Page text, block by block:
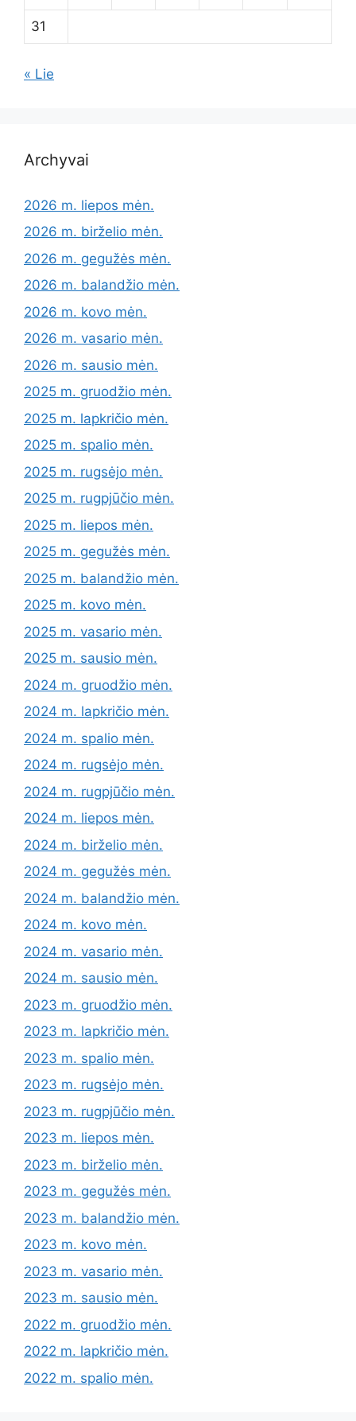
31
« Lie
Archyvai
2026 m. liepos mėn.
2026 m. birželio mėn.
2026 m. gegužės mėn.
2026 m. balandžio mėn.
2026 m. kovo mėn.
2026 m. vasario mėn.
2026 m. sausio mėn.
2025 m. gruodžio mėn.
2025 m. lapkričio mėn.
2025 m. spalio mėn.
2025 m. rugsėjo mėn.
2025 m. rugpjūčio mėn.
2025 m. liepos mėn.
2025 m. gegužės mėn.
2025 m. balandžio mėn.
2025 m. kovo mėn.
2025 m. vasario mėn.
2025 m. sausio mėn.
2024 m. gruodžio mėn.
2024 m. lapkričio mėn.
2024 m. spalio mėn.
2024 m. rugsėjo mėn.
2024 m. rugpjūčio mėn.
2024 m. liepos mėn.
2024 m. birželio mėn.
2024 m. gegužės mėn.
2024 m. balandžio mėn.
2024 m. kovo mėn.
2024 m. vasario mėn.
2024 m. sausio mėn.
2023 m. gruodžio mėn.
2023 m. lapkričio mėn.
2023 m. spalio mėn.
2023 m. rugsėjo mėn.
2023 m. rugpjūčio mėn.
2023 m. liepos mėn.
2023 m. birželio mėn.
2023 m. gegužės mėn.
2023 m. balandžio mėn.
2023 m. kovo mėn.
2023 m. vasario mėn.
2023 m. sausio mėn.
2022 m. gruodžio mėn.
2022 m. lapkričio mėn.
2022 m. spalio mėn.